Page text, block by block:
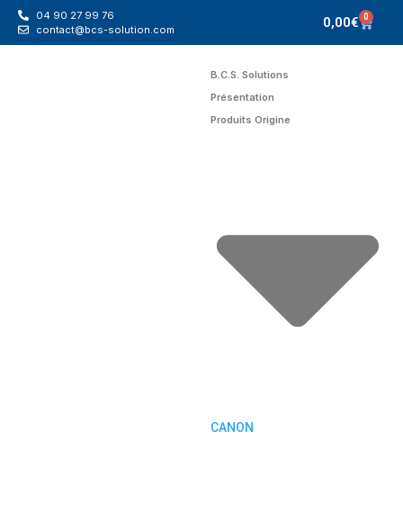
04 90 27 99 76
contact@bcs-solution.com
0,00€ 0
B.C.S. Solutions
Présentation
Produits Origine
CANON